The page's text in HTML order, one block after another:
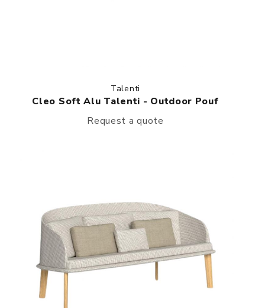
Talenti
Cleo Soft Alu Talenti - Outdoor Pouf
Request a quote